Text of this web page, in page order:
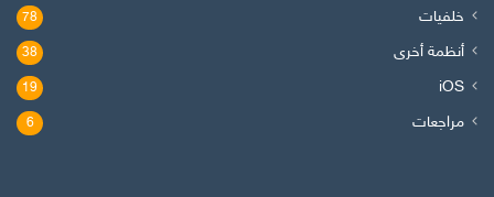
خلفيات 78
أنظمة أخرى 38
iOS
19
مراجعات 6